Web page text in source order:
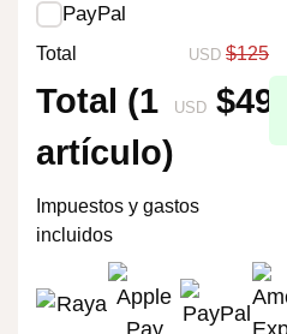
PayPal
Total USD $125
Total (1
artículo)
USD $49
Impuestos y gastos
incluidos